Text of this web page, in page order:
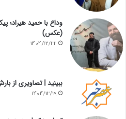
وداع با حمید هیراد؛
(عکس)
1404/12/22
ببینید | تصاویری از
1404/12/19